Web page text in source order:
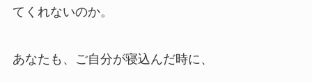
てくれないのか。
あなたも、ご自分が寝込んだ時に、